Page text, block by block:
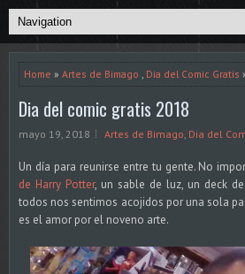
Home » Artes de Bimago , Dia del Comic Gratis
Dia del comic gratis 2018
mayo 19, 2018 Artes de Bimago, Dia del
Un día para reunirse entre tu gente. No
de Harry Potter, un sable de luz, un deck de
todos nos sentimos acojidos por una sola
es el amor por el noveno arte.